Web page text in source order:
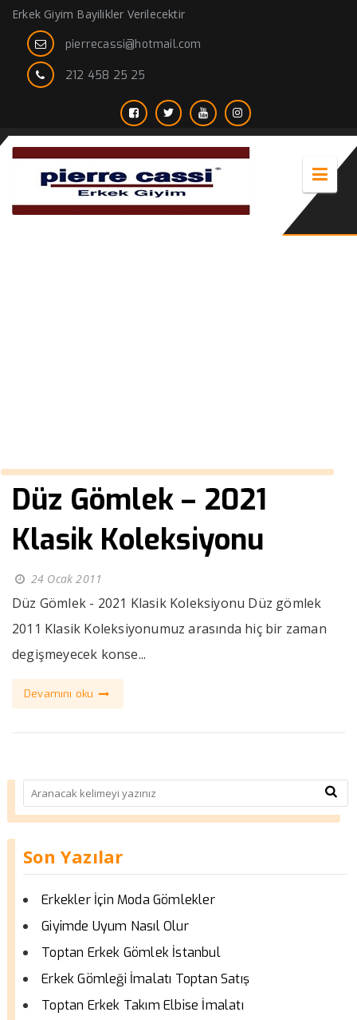
Erkek Giyim Bayilikler Verilecektir
pierrecassi@hotmail.com
212 458 25 25
Düz Gömlek – 2021
Klasik Koleksiyonu
24 Ocak 2011
Düz Gömlek - 2021 Klasik Koleksiyonu Düz gömlek
2011 Klasik Koleksiyonumuz arasında hiç bir zaman
degişmeyecek konse...
Devamını oku
Son Yazılar
Erkekler İçin Moda Gömlekler
Giyimde Uyum Nasıl Olur
Toptan Erkek Gömlek İstanbul
Erkek Gömleği İmalatı Toptan Satış
Toptan Erkek Takım Elbise İmalatı